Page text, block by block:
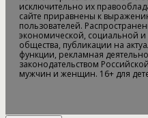
исключительно их
сайте приравнены к
пользователей.
экономической, социальной
общества, публикации на
функции, рекламная
законодательством
мужчин и женщин. 16+ для